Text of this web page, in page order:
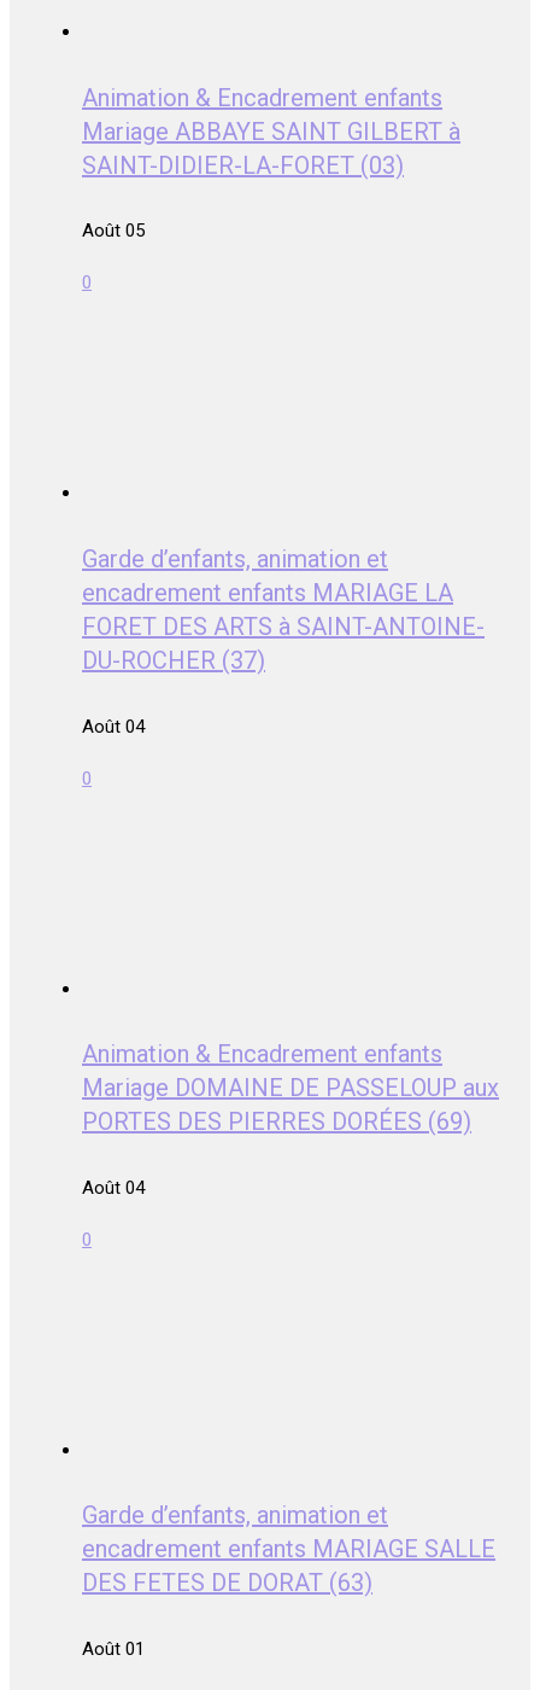
Animation & Encadrement enfants
Mariage ABBAYE SAINT GILBERT à
SAINT-DIDIER-LA-FORET (03)
Août 05
0
Garde d’enfants, animation et
encadrement enfants MARIAGE LA
FORET DES ARTS à SAINT-ANTOINE-
DU-ROCHER (37)
Août 04
0
Animation & Encadrement enfants
Mariage DOMAINE DE PASSELOUP aux
PORTES DES PIERRES DORÉES (69)
Août 04
0
Garde d’enfants, animation et
encadrement enfants MARIAGE SALLE
DES FETES DE DORAT (63)
Août 01